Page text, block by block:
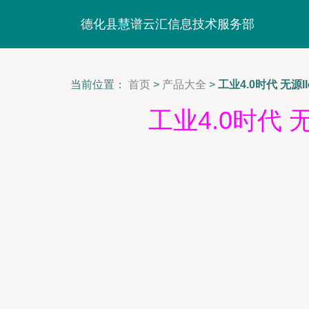
德化县慧谱云汇信息技术服务部
当前位置： 首页 > 产品大全 > 工业4.0时代 无源
工业4.0时代